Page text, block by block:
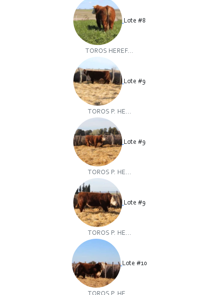
Lote #8
TOROS HEREF...
Lote #9
TOROS P. HE...
Lote #9
TOROS P. HE...
Lote #9
TOROS P. HE...
Lote #10